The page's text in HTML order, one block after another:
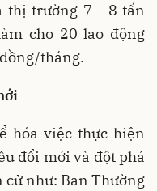
thị trường 7 - 8 tấn
cho 20 lao động
tháng.
hóa việc thực hiện
đổi mới và đột phá
cử như: Ban Thường